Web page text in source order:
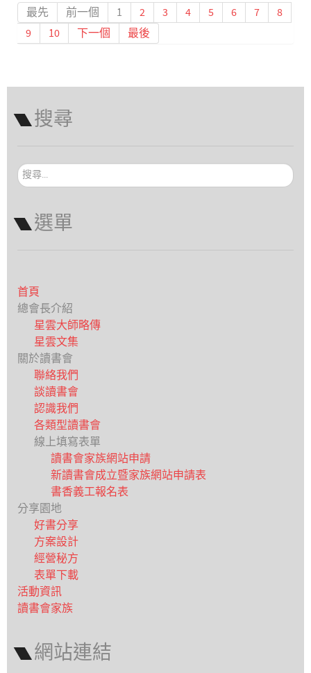
最先 前一個 1 2 3 4 5 6 7
8
9
10 下一個 最後
搜尋
搜
尋...
選單
首頁
總會長介紹
星雲大師略傳
星雲文集
關於讀書會
聯絡我們
談讀書會
認識我們
各類型讀書會
線上填寫表單
讀書會家族網站申請
新讀書會成立暨家族網站申請表
書香義工報名表
分享園地
好書分享
方案設計
經營秘方
表單下載
活動資訊
讀書會家族
網站連結